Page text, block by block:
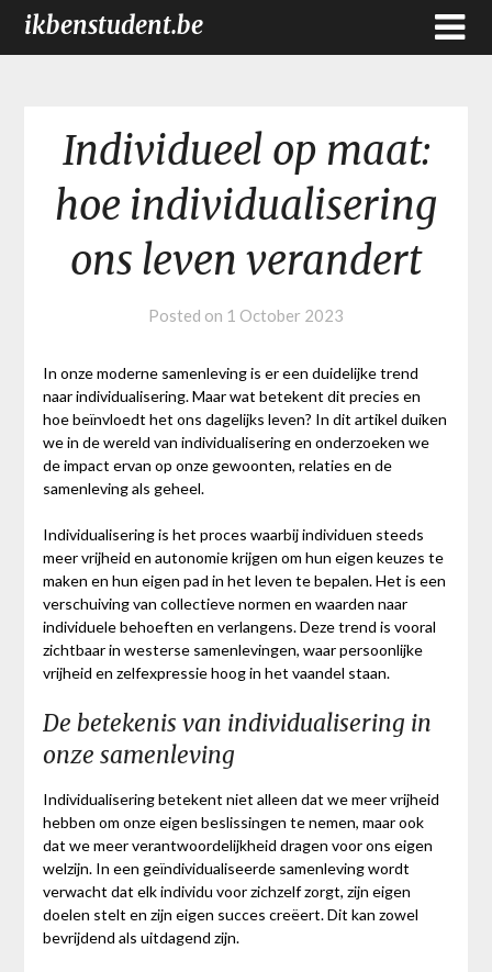
ikbenstudent.be
Individueel op maat:
hoe individualisering
ons leven verandert
Posted on 1 October 2023
In onze moderne samenleving is er een duidelijke trend
naar individualisering. Maar wat betekent dit precies en
hoe beïnvloedt het ons dagelijks leven? In dit artikel duiken
we in de wereld van individualisering en onderzoeken we
de impact ervan op onze gewoonten, relaties en de
samenleving als geheel.
Individualisering is het proces waarbij individuen steeds
meer vrijheid en autonomie krijgen om hun eigen keuzes te
maken en hun eigen pad in het leven te bepalen. Het is een
verschuiving van collectieve normen en waarden naar
individuele behoeften en verlangens. Deze trend is vooral
zichtbaar in westerse samenlevingen, waar persoonlijke
vrijheid en zelfexpressie hoog in het vaandel staan.
De betekenis van individualisering in
onze samenleving
Individualisering betekent niet alleen dat we meer vrijheid
hebben om onze eigen beslissingen te nemen, maar ook
dat we meer verantwoordelijkheid dragen voor ons eigen
welzijn. In een geïndividualiseerde samenleving wordt
verwacht dat elk individu voor zichzelf zorgt, zijn eigen
doelen stelt en zijn eigen succes creëert. Dit kan zowel
bevrijdend als uitdagend zijn.